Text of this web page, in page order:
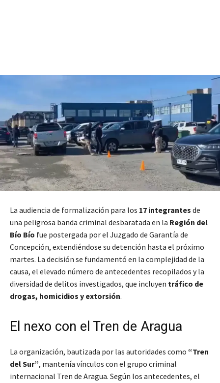
La audiencia de formalización para los 17 integrantes de
una peligrosa banda criminal desbaratada en la Región del
Bío Bío fue postergada por el Juzgado de Garantía de
Concepción, extendiéndose su detención hasta el próximo
martes. La decisión se fundamentó en la complejidad de la
causa, el elevado número de antecedentes recopilados y la
diversidad de delitos investigados, que incluyen tráfico de
drogas, homicidios y extorsión.
El nexo con el Tren de Aragua
La organización, bautizada por las autoridades como “Tren
del Sur”, mantenía vínculos con el grupo criminal
internacional Tren de Aragua. Según los antecedentes, el